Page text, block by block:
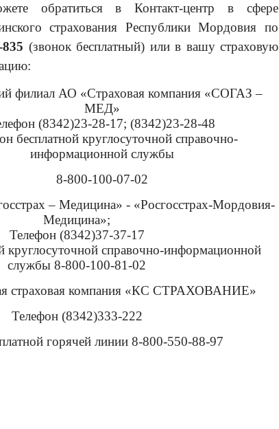
обратиться в Контакт-центр в сфере
страхования Республики Мордовия по
(звонок бесплатный) или в вашу страховую
филиал АО «Страховая компания «СОГАЗ –
МЕД»
(8342)23-28-17; (8342)23-28-48
бесплатной круглосуточной справочно-
информационной службы
8-800-100-07-02
– Медицина» - «Росгосстрах-Мордовия-
Медицина»;
Телефон (8342)37-37-17
круглосуточной справочно-информационной
службы 8-800-100-81-02
страховая компания «КС СТРАХОВАНИЕ»
Телефон (8342)333-222
горячей линии 8-800-550-88-97